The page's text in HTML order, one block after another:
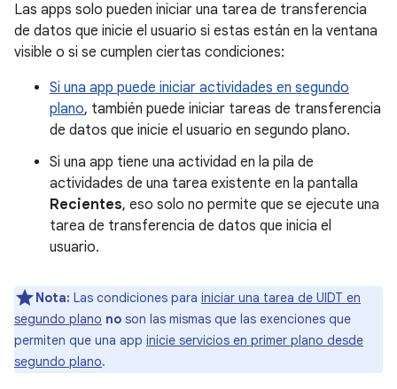
Las apps solo pueden iniciar una tarea de transferencia
de datos que inicie el usuario si estas están en la ventana
visible o si se cumplen ciertas condiciones:
Si una app puede iniciar actividades en segundo
plano, también puede iniciar tareas de transferencia
de datos que inicie el usuario en segundo plano.
Si una app tiene una actividad en la pila de
actividades de una tarea existente en la pantalla
Recientes, eso solo no permite que se ejecute una
tarea de transferencia de datos que inicia el
usuario.
Nota: Las condiciones para iniciar una tarea de UIDT en
segundo plano no son las mismas que las exenciones que
permiten que una app inicie servicios en primer plano desde
segundo plano.